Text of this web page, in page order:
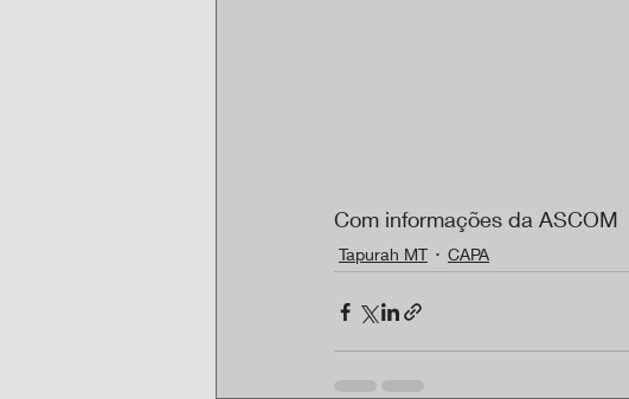
Com informações da ASCOM
Tapurah MT CAPA